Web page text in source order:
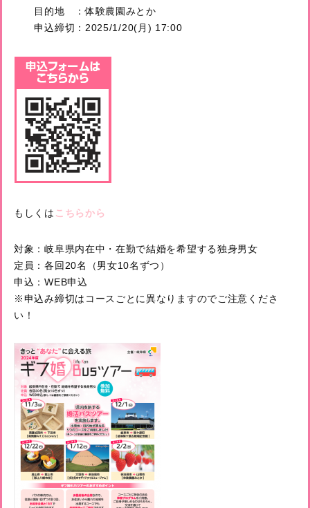
目的地 ：体験農園みとか
申込締切：2025/1/20(月) 17:00
もしくは こちらから
対象：岐阜県内在中・在勤で結婚を希望する独身男女
定員：各回20名（男女10名ずつ）
申込：WEB申込
※申込み締切はコースごとに異なりますのでご注意くださ
い！